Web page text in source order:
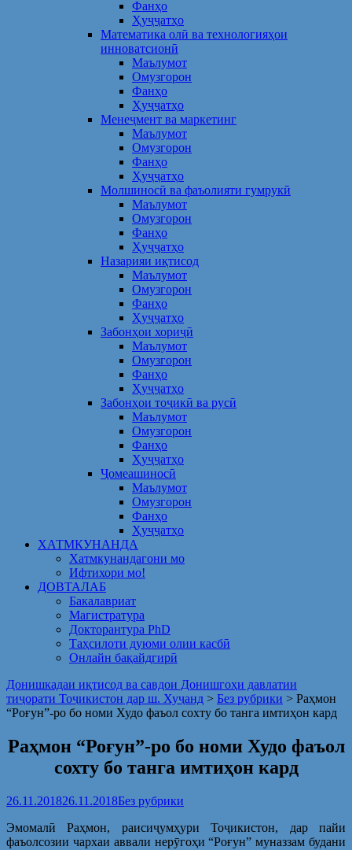
Фанҳо
Ҳуҷҷатҳо
Математика олӣ ва технологияҳои
инноватсионӣ
Маълумот
Омузгорон
Фанҳо
Ҳуҷҷатҳо
Менеҷмент ва маркетинг
Маълумот
Омузгорон
Фанҳо
Ҳуҷҷатҳо
Молшиносӣ ва фаъолияти гумрукӣ
Маълумот
Омузгорон
Фанҳо
Ҳуҷҷатҳо
Назарияи иқтисод
Маълумот
Омузгорон
Фанҳо
Ҳуҷҷатҳо
Забонҳои хориҷӣ
Маълумот
Омузгорон
Фанҳо
Ҳуҷҷатҳо
Забонҳои тоҷикӣ ва русӣ
Маълумот
Омузгорон
Фанҳо
Ҳуҷҷатҳо
Ҷомеашиносӣ
Маълумот
Омузгорон
Фанҳо
Ҳуҷҷатҳо
ХАТМКУНАНДА
Хатмкунандагони мо
Ифтихори мо!
ДОВТАЛАБ
Бакалавриат
Магистратура
Докторантура PhD
Таҳсилоти дуюми олии касбӣ
Онлайн бақайдгирӣ
Донишкадаи иқтисод ва савдои Донишгоҳи давлатии
тиҷорати Тоҷикистон дар ш. Хуҷанд > Без рубрики > Раҳмон
“Роғун”-ро бо номи Худо фаъол сохту бо танга имтиҳон кард
Раҳмон “Роғун”-ро бо номи Худо фаъол
сохту бо танга имтиҳон кард
26.11.201826.11.2018Без рубрики
Эмомалӣ Раҳмон, раисиҷумҳури Тоҷикистон, дар пайи
фаъолсозии чархаи аввали нерӯгоҳи “Роғун” муназзам будани